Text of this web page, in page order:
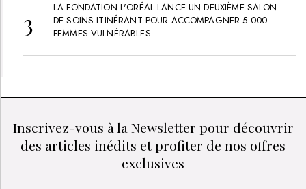
LA FONDATION L'ORÉAL LANCE UN DEUXIÈME SALON
DE SOINS ITINÉRANT POUR ACCOMPAGNER 5 000
FEMMES VULNÉRABLES
Inscrivez-vous à la Newsletter pour découvrir
des articles inédits et profiter de nos offres
exclusives